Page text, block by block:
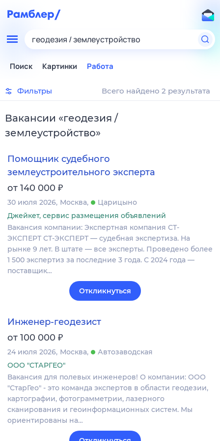
геодезия / землеустройство
Поиск Картинки Работа
Фильтры Всего найдено 2 результата
Вакансии «геодезия /
землеустройство»
Помощник судебного
землеустроительного эксперта
от 140 000 ₽
30 июля 2026 Москва
Царицыно
Джейкет, сервис размещения объявлений
Вакансия компании: Экспертная компания СТ-
ЭКСПЕРТ СТ-ЭКСПЕРТ — судебная экспертиза. На
рынке 9 лет. В штате — все эксперты. Проведено более
1 500 экспертиз за последние 3 года. С 2024 года —
поставщик…
Откликнуться
Инженер-геодезист
от 100 000 ₽
24 июля 2026 Москва
Автозаводская
ООО "СТАРГЕО"
Вакансия для полевых инженеров! О компании: ООО
"СтарГео" - это команда экспертов в области геодезии,
картографии, фотограмметрии, лазерного
сканирования и геоинформационных систем. Мы
ориентированы на…